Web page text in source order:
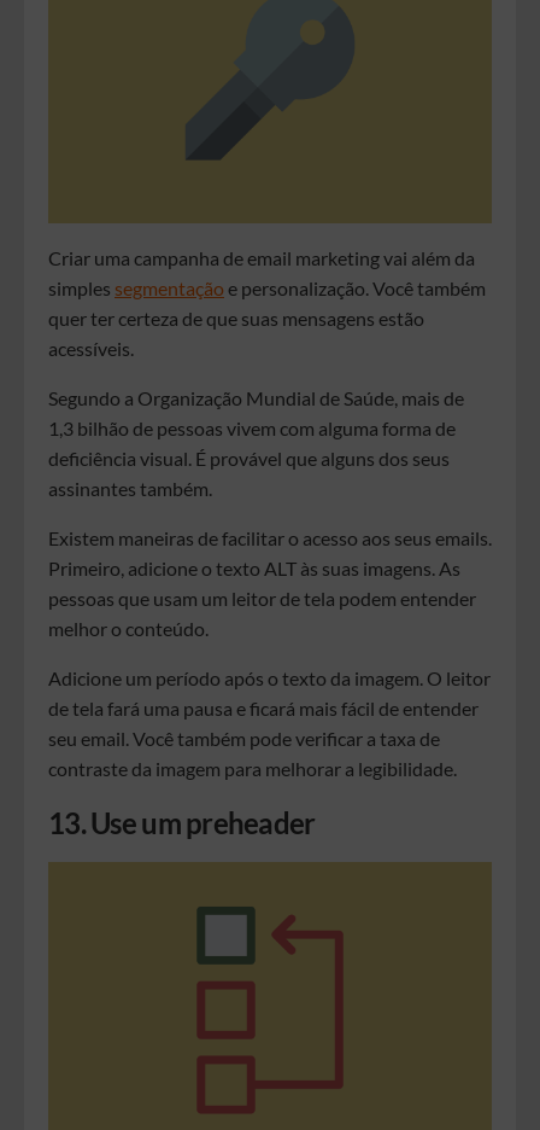
Criar uma campanha de email marketing vai além da
simples segmentação e personalização. Você também
quer ter certeza de que suas mensagens estão
acessíveis.
Segundo a Organização Mundial de Saúde, mais de
1,3 bilhão de pessoas vivem com alguma forma de
deficiência visual. É provável que alguns dos seus
assinantes também.
Existem maneiras de facilitar o acesso aos seus emails.
Primeiro, adicione o texto ALT às suas imagens. As
pessoas que usam um leitor de tela podem entender
melhor o conteúdo.
Adicione um período após o texto da imagem. O leitor
de tela fará uma pausa e ficará mais fácil de entender
seu email. Você também pode verificar a taxa de
contraste da imagem para melhorar a legibilidade.
13. Use um preheader